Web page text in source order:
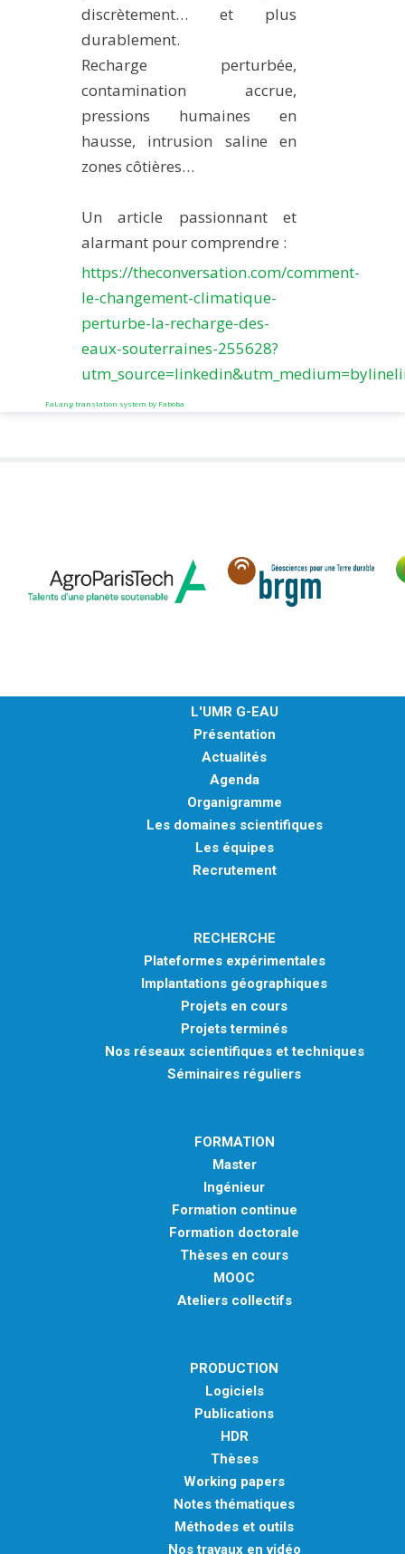
discrètement… et plus
durablement.
Recharge perturbée,
contamination accrue,
pressions humaines en
hausse, intrusion saline en
zones côtières…
Un article passionnant et
alarmant pour comprendre :
https://theconversation.com/comment-
le-changement-climatique-
perturbe-la-recharge-des-
eaux-souterraines-255628?
FaLang translation system by Faboba
L'UMR G-EAU
Présentation
Actualités
Agenda
Organigramme
Les domaines scientifiques
Les équipes
Recrutement
RECHERCHE
Plateformes expérimentales
Implantations géographiques
Projets en cours
Projets terminés
Nos réseaux scientifiques et techniques
Séminaires réguliers
FORMATION
Master
Ingénieur
Formation continue
Formation doctorale
Thèses en cours
MOOC
Ateliers collectifs
PRODUCTION
Logiciels
Publications
HDR
Thèses
Working papers
Notes thématiques
Méthodes et outils
Nos travaux en vidéo